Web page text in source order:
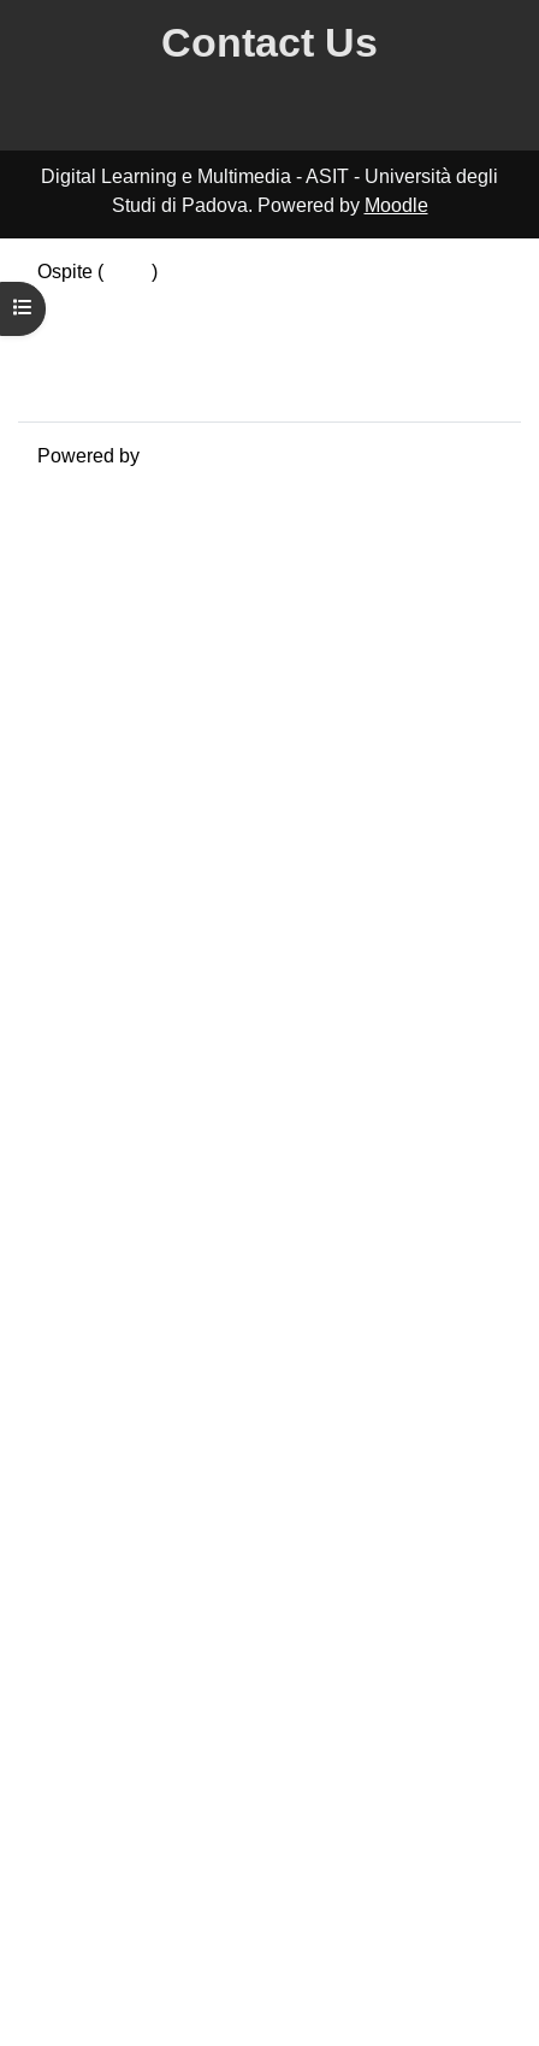
Apri indice del corso
Contact Us
Digital Learning e Multimedia - ASIT - Università degli
Studi di Padova. Powered by Moodle
Ospite (
)
Riepilogo della conservazione dei dati
Politiche
Powered by